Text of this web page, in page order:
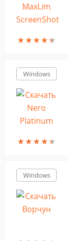
★★★★★
★★★★★
Windows
★★★★★
★★★★★
Windows